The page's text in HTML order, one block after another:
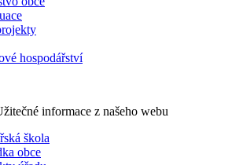
hospodářství
informace z našeho webu
škola
obce